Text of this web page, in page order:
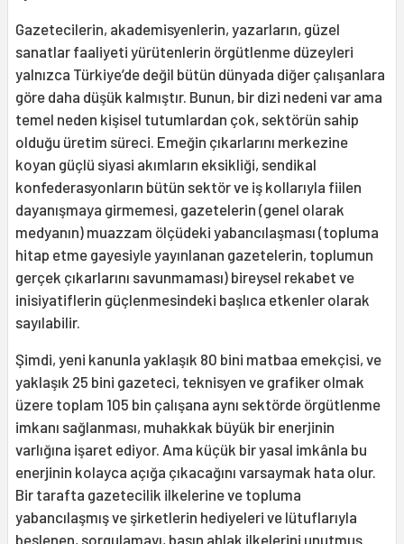
Gazetecilerin, akademisyenlerin, yazarların, güzel
sanatlar faaliyeti yürütenlerin örgütlenme düzeyleri
yalnızca Türkiye’de değil bütün dünyada diğer çalışanlara
göre daha düşük kalmıştır. Bunun, bir dizi nedeni var ama
temel neden kişisel tutumlardan çok, sektörün sahip
olduğu üretim süreci. Emeğin çıkarlarını merkezine
koyan güçlü siyasi akımların eksikliği, sendikal
konfederasyonların bütün sektör ve iş kollarıyla fiilen
dayanışmaya girmemesi, gazetelerin (genel olarak
medyanın) muazzam ölçüdeki yabancılaşması (topluma
hitap etme gayesiyle yayınlanan gazetelerin, toplumun
gerçek çıkarlarını savunmaması) bireysel rekabet ve
inisiyatiflerin güçlenmesindeki başlıca etkenler olarak
sayılabilir.
Şimdi, yeni kanunla yaklaşık 80 bini matbaa emekçisi, ve
yaklaşık 25 bini gazeteci, teknisyen ve grafiker olmak
üzere toplam 105 bin çalışana aynı sektörde örgütlenme
imkanı sağlanması, muhakkak büyük bir enerjinin
varlığına işaret ediyor. Ama küçük bir yasal imkânla bu
enerjinin kolayca açığa çıkacağını varsaymak hata olur.
Bir tarafta gazetecilik ilkelerine ve topluma
yabancılaşmış ve şirketlerin hediyeleri ve lütuflarıyla
beslenen, sorgulamayı, basın ahlak ilkelerini unutmuş